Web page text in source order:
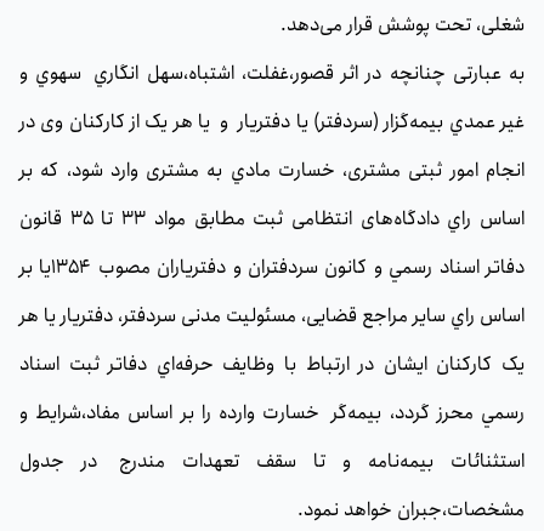
شغلی، تحت پوشش قرار می‌دهد.
به عبارتی چنانچه در اثر قصور،غفلت، اشتباه،سهل انگاري سهوي و
غير عمدي بيمه‌گزار (سردفتر) یا دفتريار و يا هر يک از کارکنان وی در
انجام امور ثبتی مشتری، خسارت مادي به مشتری وارد شود، که بر
اساس راي دادگاه‏‌های انتظامی ثبت مطابق مواد 33 تا 35 قانون
دفاتر اسناد رسمي و کانون سردفتران و دفترياران مصوب 1354يا بر
اساس راي ساير مراجع قضايی، مسئوليت مدنی سردفتر، دفتريار يا هر
يک کارکنان ايشان در ارتباط با وظايف حرفه‌اي دفاتر ثبت اسناد
رسمي محرز گردد، بیمه‌گر خسارت وارده را بر اساس مفاد،شرايط و
استثنائات بيمه‏‌نامه و تا سقف تعهدات مندرج در جدول
مشخصات،جبران خواهد نمود.